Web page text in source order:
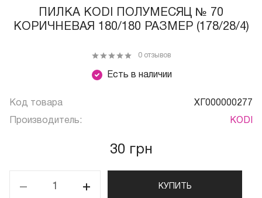
ПИЛКА КODI ПОЛУМЕСЯЦ № 70
КОРИЧНЕВАЯ 180/180 РАЗМЕР (178/28/4)
Есть в наличии
0 отзывов
Код товара ХГ000000277
Производитель: KODI
30 грн
КУПИТЬ